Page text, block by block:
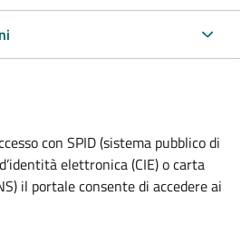
con SPID (sistema pubblico di
elettronica (CIE) o carta
il portale consente di accedere ai